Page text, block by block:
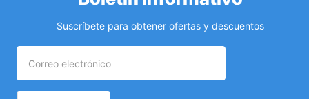
Suscríbete para obtener ofertas y descuentos